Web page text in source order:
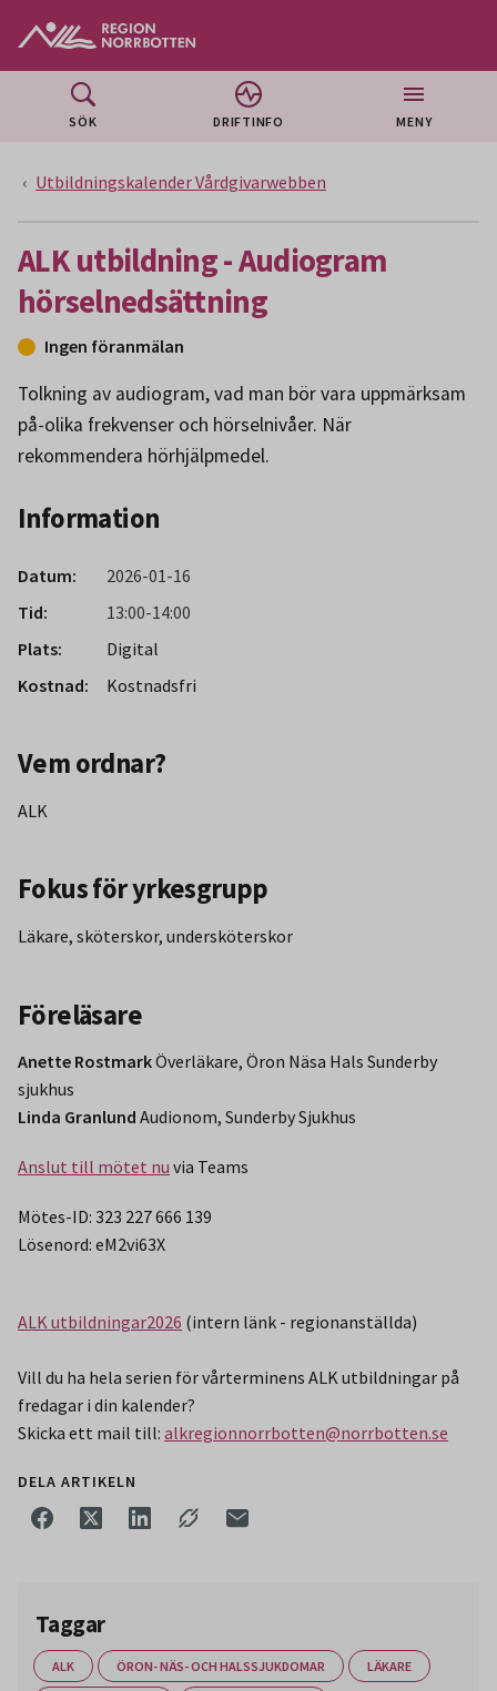
SÖK DRIFTINFO MENY
Utbildningskalender Vårdgivarwebben
ALK utbildning - Audiogram
hörselnedsättning
Ingen föranmälan
Tolkning av audiogram, vad man bör vara uppmärksam
på-olika frekvenser och hörselnivåer. När
rekommendera hörhjälpmedel.
Information
Datum:
2026-01-16
Tid:
13:00-14:00
Plats:
Digital
Kostnad:
Kostnadsfri
Vem ordnar?
ALK
Fokus för yrkesgrupp
Läkare, sköterskor, undersköterskor
Föreläsare
Anette RostmarkÖverläkare, Öron Näsa Hals Sunderby
sjukhus
Linda Granlund Audionom, Sunderby Sjukhus
Anslut till mötet nu via Teams
Mötes-ID: 323 227 666 139
Lösenord: eM2vi63X
ALK utbildningar2026 (intern länk - regionanställda)
Vill du ha hela serien för vårterminens ALK utbildningar på
fredagar i din kalender?
Skicka ett mail till: alkregionnorrbotten@norrbotten.se
DELA ARTIKELN
Taggar
ALK ÖRON- NÄS- OCH HALSSJUKDOMAR LÄKARE